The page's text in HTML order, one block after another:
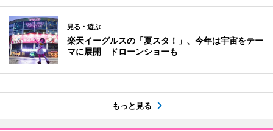
見る・遊ぶ
楽天イーグルスの「夏スタ！」、今年は宇宙をテー
マに展開 ドローンショーも
もっと見る